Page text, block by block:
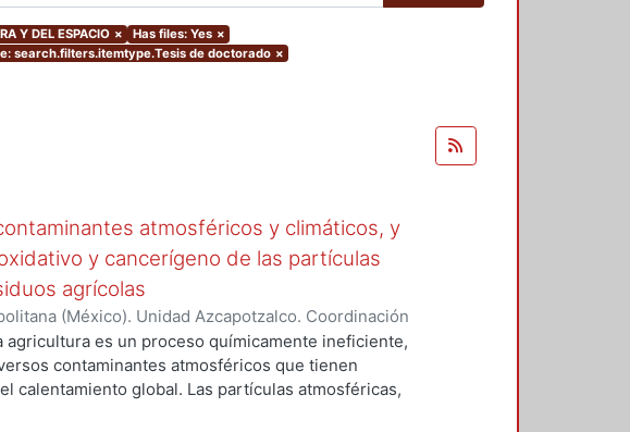
Y DEL ESPACIO × Has files: Yes ×
search.filters.itemtype.Tesis de doctorado ×
atmosféricos y climáticos, y
y cancerígeno de las partículas
agrícolas
(México). Unidad Azcapotzalco. Coordinación
)SANTIAGO DE LA ROSA, NAXIELI
agricultura es un proceso químicamente ineficiente,
contaminantes atmosféricos que tienen
calentamiento global. Las partículas atmosféricas,